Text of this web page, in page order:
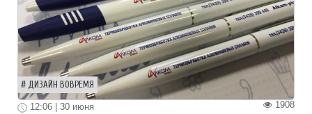
ДИЗАЙН ВОВРЕМЯ
1908
12:06 | 30 июня